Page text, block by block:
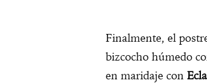
Finalmente, el
bizcocho húmedo
en maridaje con